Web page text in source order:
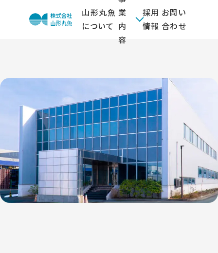
山形丸魚
について
業
内
容
採用
情報
お問い
合わせ
せ